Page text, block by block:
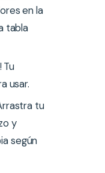
en la
tabla
Tu
usar.
tu
y
según